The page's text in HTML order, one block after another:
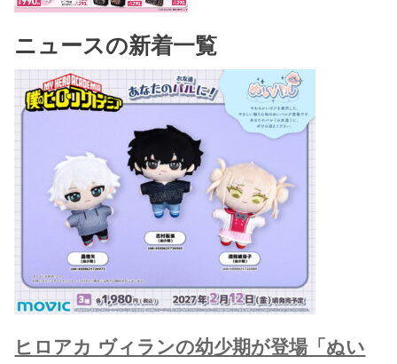
ニュースの新着一覧
ヒロアカ ヴィランの幼少期が登場「ぬい